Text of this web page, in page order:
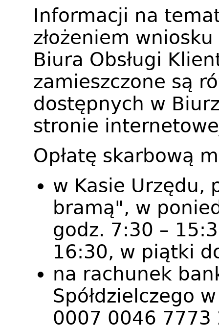
Informacji na
złożeniem
Biura Obsługi
zamieszczone są
dostępnych w
stronie
Opłatę skarbową
w Kasie Urzędu,
bramą", w
godz. 7:30 –
16:30, w piątki
na rachunek
Spółdzielczego
0007 0046 7773